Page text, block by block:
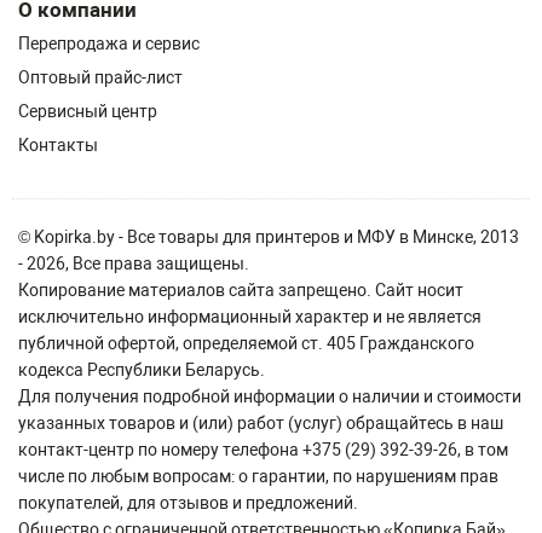
О компании
Перепродажа и сервис
Оптовый прайс-лист
Сервисный центр
Контакты
© Kopirka.by - Все товары для принтеров и МФУ в Минске, 2013
- 2026, Все права защищены.
Копирование материалов сайта запрещено. Сайт носит
исключительно информационный характер и не является
публичной офертой, определяемой ст. 405 Гражданского
кодекса Республики Беларусь.
Для получения подробной информации о наличии и стоимости
указанных товаров и (или) работ (услуг) обращайтесь в наш
контакт-центр по номеру телефона +375 (29) 392-39-26, в том
числе по любым вопросам: о гарантии, по нарушениям прав
покупателей, для отзывов и предложений.
Общество с ограниченной ответственностью «Копирка Бай»